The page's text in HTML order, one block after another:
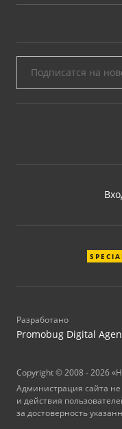
Разработано
Promobug Digital
Copyright © 2008 - 2026
Администрация сайта не
и действия
за достоверность